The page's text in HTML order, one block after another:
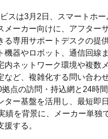
スは3月2日、スマートホ
メーカー向けに、アフター
る専用サポートデスクの提
機器やロボット、通信回線
内ネットワーク環境や複数
など、複雑化する問い合わ
拠点の訪問・持込網と24時
ター基盤を活用し、最短即
績を背景に、メーカー単独
する。